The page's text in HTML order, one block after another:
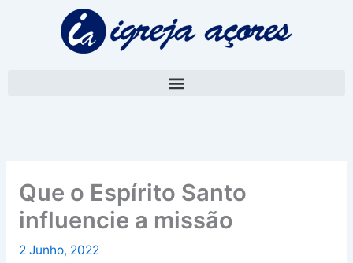
Que o Espírito Santo
influencie a missão
2 Junho, 2022